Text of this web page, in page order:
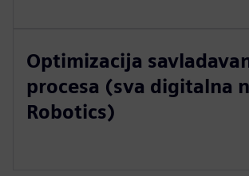
Optimizacija
procesa (sva digitalna
Robotics)